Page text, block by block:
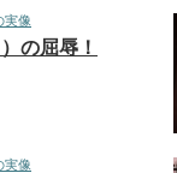
実像
の屈辱！
実像